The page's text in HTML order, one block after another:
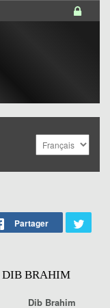
Partager
DIB BRAHIM
Dib Brahim